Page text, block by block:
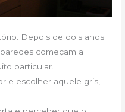
Depois de dois anos
começam a
particular.
e escolher aquele gris,